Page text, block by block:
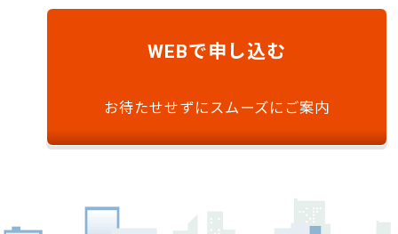
WEBで申し込む
お待たせせずにスムーズにご案内